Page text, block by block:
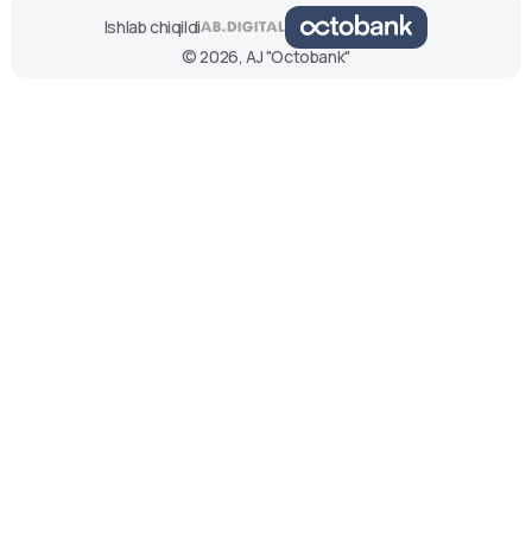
Ishlab chiqildi
© 2026, AJ "Octobank"